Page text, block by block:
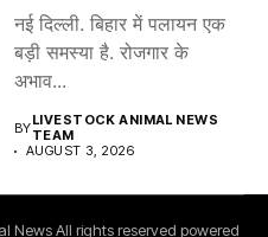
नई दिल्ली. बिहार में पलायन एक
बड़ी समस्या है. रोजगार के
अभाव...
BYLIVESTOCK ANIMAL NEWS
TEAM
AUGUST 3, 2026
News All rights reserved powered